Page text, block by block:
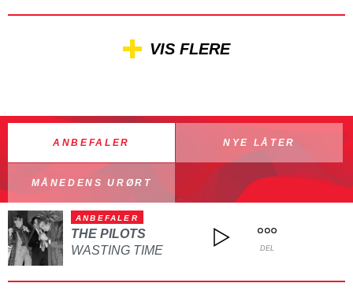
VIS FLERE
ANBEFALER NYE LÅTER
MÅNEDENS URØRT
ANBEFALER
THE PILOTS
WASTING TIME
DEL